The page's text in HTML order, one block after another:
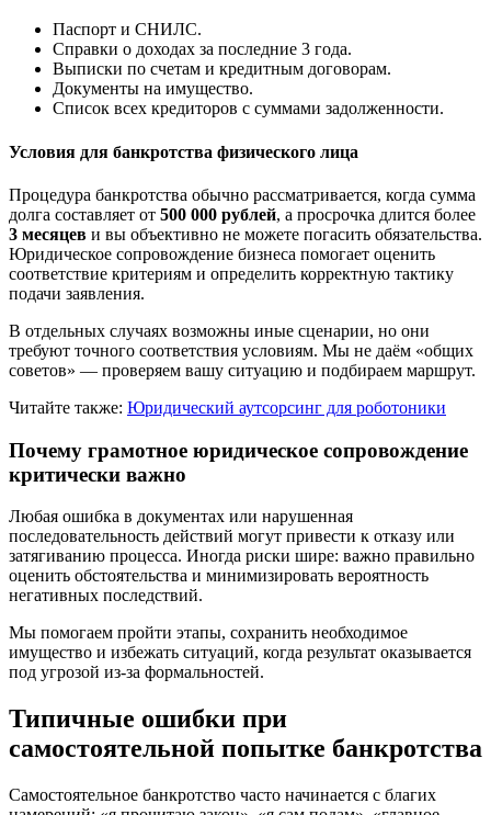
Паспорт и СНИЛС.
Справки о доходах за последние 3 года.
Выписки по счетам и кредитным договорам.
Документы на имущество.
Список всех кредиторов с суммами задолженности.
Условия для банкротства физического лица
Процедура банкротства обычно рассматривается, когда сумма
долга составляет от 500 000 рублей, а просрочка длится более
3 месяцев и вы объективно не можете погасить обязательства.
Юридическое сопровождение бизнеса помогает оценить
соответствие критериям и определить корректную тактику
подачи заявления.
В отдельных случаях возможны иные сценарии, но они
требуют точного соответствия условиям. Мы не даём «общих
советов» — проверяем вашу ситуацию и подбираем маршрут.
Читайте также: Юридический аутсорсинг для роботоники
Почему грамотное юридическое сопровождение
критически важно
Любая ошибка в документах или нарушенная
последовательность действий могут привести к отказу или
затягиванию процесса. Иногда риски шире: важно правильно
оценить обстоятельства и минимизировать вероятность
негативных последствий.
Мы помогаем пройти этапы, сохранить необходимое
имущество и избежать ситуаций, когда результат оказывается
под угрозой из-за формальностей.
Типичные ошибки при
самостоятельной попытке банкротства
Самостоятельное банкротство часто начинается с благих